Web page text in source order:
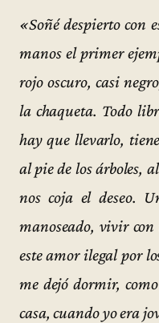
«Soñé despierto con
manos el primer
rojo oscuro, casi
la chaqueta. Todo
hay que llevarlo,
al pie de los árboles,
nos coja el deseo.
manoseado, vivir
este amor ilegal por
me dejó dormir,
casa, cuando yo era